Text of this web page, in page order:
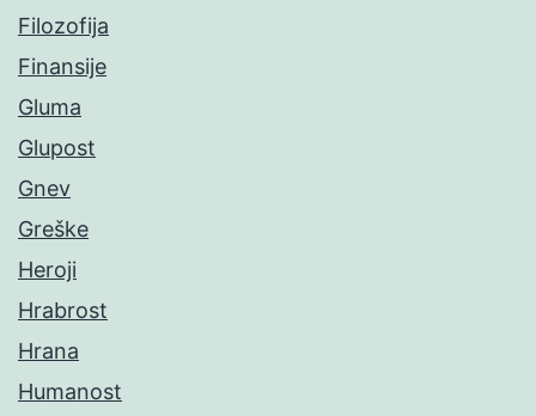
Filozofija
Finansije
Gluma
Glupost
Gnev
Greške
Heroji
Hrabrost
Hrana
Humanost